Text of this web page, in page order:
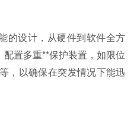
的设计，从硬件到软件全方
置多重**保护装置，如限位
，以确保在突发情况下能迅